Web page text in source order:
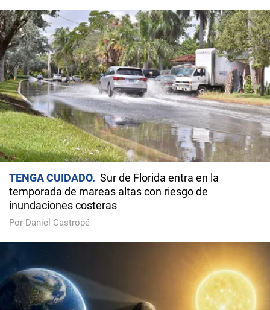
TENGA CUIDADO
Sur de Florida entra en la
temporada de mareas altas con riesgo de
inundaciones costeras
Por Daniel Castropé